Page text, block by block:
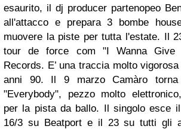
esaurito, il dj producer partenopeo
all'attacco e prepara 3 bombe
muovere la piste per tutta l'estate. Il
tour de force com "I Wanna Give
Records. E’ una traccia molto
anni 90. Il 9 marzo Camàro
"Everybody", pezzo molto
per la pista da ballo. Il singolo esce
16/3 su Beatport e il 23 su tutti gli